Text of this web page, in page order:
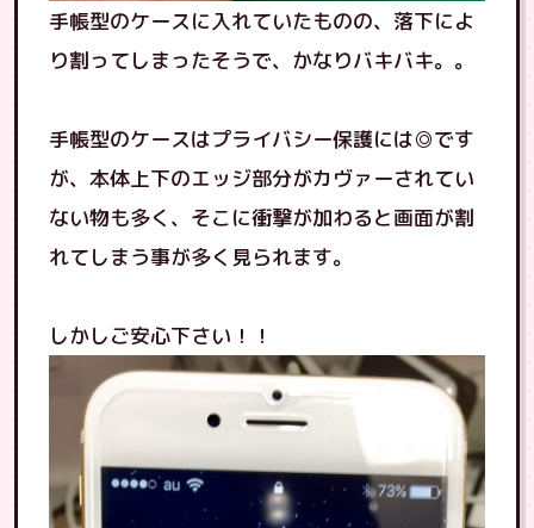
手帳型のケースに入れていたものの、落下によ
り割ってしまったそうで、かなりバキバキ。。
手帳型のケースはプライバシー保護には◎です
が、本体上下のエッジ部分がカヴァーされてい
ない物も多く、そこに衝撃が加わると画面が割
れてしまう事が多く見られます。
しかしご安心下さい！！